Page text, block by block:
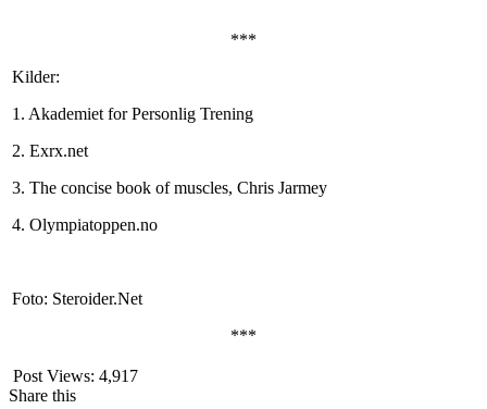
***
Kilder:
1. Akademiet for Personlig Trening
2. Exrx.net
3. The concise book of muscles, Chris Jarmey
4. Olympiatoppen.no
Foto: Steroider.Net
***
Post Views: 4,917
Share this